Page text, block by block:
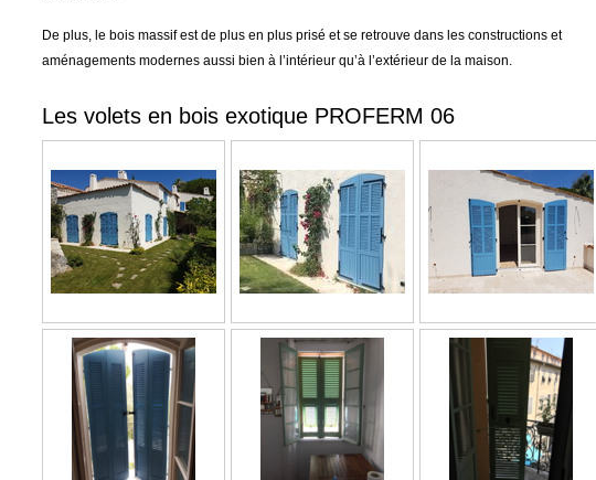
De plus, le bois massif est de plus en plus prisé et se retrouve dans les constructions et
aménagements modernes aussi bien à l’intérieur qu’à l’extérieur de la maison.
Les volets en bois exotique PROFERM 06